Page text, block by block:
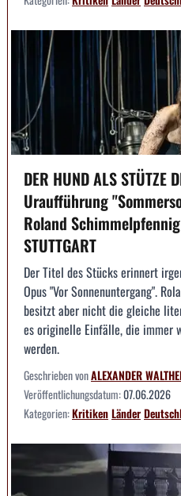
DER HUND ALS STÜTZE
Uraufführung
Roland
STUTTGART
Der Titel des Stücks erinnert
Opus "Vor Sonnenuntergang".
besitzt aber nicht die gleiche
es originelle Einfälle, die immer
werden.
Geschrieben vonALEXANDER
Veröffentlichungsdatum:07.06.2026
Kategorien:KritikenLänder